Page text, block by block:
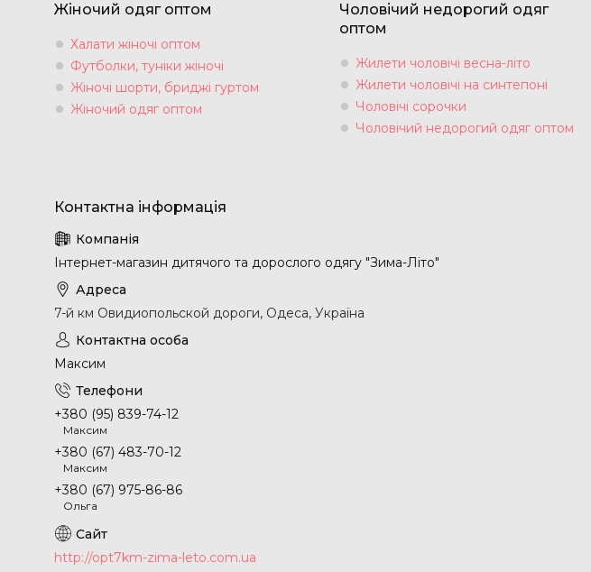
Жіночий одяг оптом
Халати жіночі оптом
Футболки, туніки жіночі
Жіночі шорти, бриджі гуртом
Жіночий одяг оптом
Чоловічий недорогий одяг
оптом
Жилети чоловічі весна-літо
Жилети чоловічі на синтепоні
Чоловічі сорочки
Чоловічий недорогий одяг оптом
Інтернет-магазин дитячого та дорослого одягу "Зима-Літо"
7-й км Овидиопольской дороги, Одеса, Україна
Максим
+380 (95) 839-74-12
Максим
+380 (67) 483-70-12
Максим
+380 (67) 975-86-86
Ольга
http://opt7km-zima-leto.com.ua